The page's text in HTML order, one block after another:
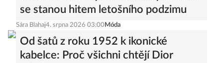
se stanou hitem letošního podzimu
Sára Blahaj4. srpna 2026 03:00 Móda
Od šatů z roku 1952 k ikonické
kabelce: Proč všichni chtějí Dior